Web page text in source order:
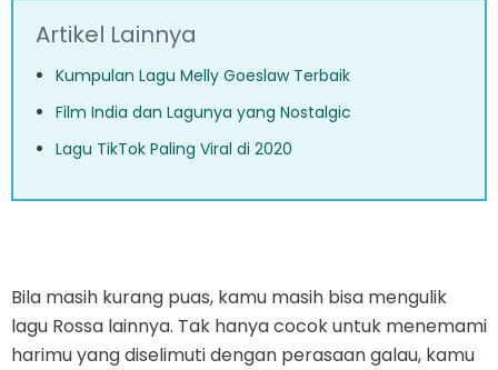
Artikel Lainnya
Kumpulan Lagu Melly Goeslaw Terbaik
Film India dan Lagunya yang Nostalgic
Lagu TikTok Paling Viral di 2020
Bila masih kurang puas, kamu masih bisa mengulik
lagu Rossa lainnya. Tak hanya cocok untuk menemami
harimu yang diselimuti dengan perasaan galau, kamu